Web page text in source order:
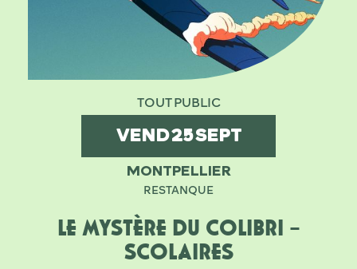
TOUT PUBLIC
VEND25SEPT
MONTPELLIER
RESTANQUE
LE MYSTÈRE DU COLIBRI –
SCOLAIRES